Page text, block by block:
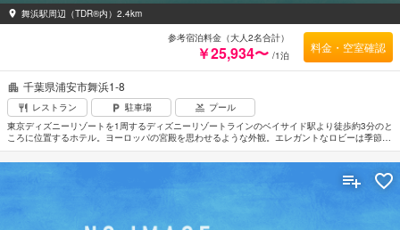
千葉県浦安市舞浜1-8
レストラン 駐車場
プール
東京ディズニーリゾートを1周するディズニーリゾートラインのベイサイド駅より徒歩約3分のと
ころに位置するホテル。ヨーロッパの宮殿を思わせるような外観。エレガントなロビーは季節の
花々が到着したゲストを迎えてくれる。客室の造りや内装はタイプにより異なり明るい暖色系で
まとめられたスーペリア、ヨーロピアンエレガンスをコンセプトにしたデラックス、ブルーを基
調にリゾート感あふれるエグゼグティブなどさまざま。羽田空港から車で約50分。成田空港から
舞浜駅周辺（TDR®内）2.4km
参考宿泊料金（大人2名合計）
￥25,934〜 /1泊
料金・空室確認